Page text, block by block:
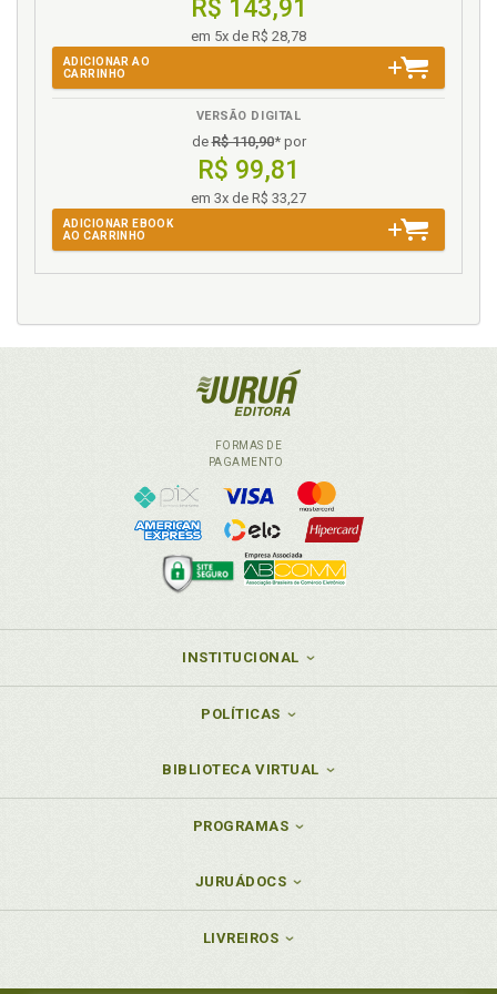
Resolução no plano do tempo e como ordem
taxativa de competência., p. 133
Substituto legal, p. 192
Súmula vinculante, p. 149
Tribunal de exceção. Vedação, p. 124
Varas. Direito penal. Especialização.
Inconstitucionalidade, p. 126
R$ 143,91
em 5x de R$ 28,78
ADICIONAR AO
CARRINHO
VERSÃO DIGITAL
deR$ 110,90* por
R$ 99,81
em 3x de R$ 33,27
ADICIONAR EBOOK
AO CARRINHO
FORMAS DE
PAGAMENTO
INSTITUCIONAL
POLÍTICAS
BIBLIOTECA VIRTUAL
PROGRAMAS
JURUÁDOCS
LIVREIROS